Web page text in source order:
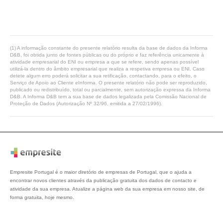
(1) A informação constante do presente relatório resulta da base de dados da Informa
D&B, foi obtida junto de fontes públicas ou do próprio e faz referência unicamente à
atividade empresarial do ENI ou empresa a que se refere, sendo apenas possível
utilizá-la dentro do âmbito empresarial que realiza a respetiva empresa ou ENI. Caso
detete algum erro poderá solicitar a sua retificação, contactando, para o efeito, o
Serviço de Apoio ao Cliente eInforma. O presente relatório não pode ser reproduzido,
publicado ou redistribuído, total ou parcialmente, sem autorização expressa da Informa
D&B. A Informa D&B tem a sua base de dados legalizada pela Comissão Nacional de
Proteção de Dados (Autorização Nº 32/96, emitida a 27/02/1996).
Empresite Portugal é o maior diretório de empresas de Portugal, que o ajuda a
encontrar novos clientes através da publicação gratuita dos dados de contacto e
atividade da sua empresa. Atualize a página web da sua empresa em nosso site, de
forma gratuita, hoje mesmo.